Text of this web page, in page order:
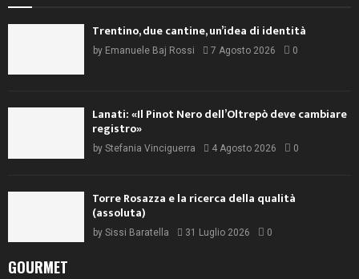
Trentino, due cantine, un’idea di identità
by Emanuele Baj Rossi 7 Agosto 2026 0
Lanati: «Il Pinot Nero dell’Oltrepò deve cambiare
registro»
by Stefania Vinciguerra 4 Agosto 2026 0
Torre Rosazza e la ricerca della qualità
(assoluta)
by Sissi Baratella 31 Luglio 2026 0
GOURMET